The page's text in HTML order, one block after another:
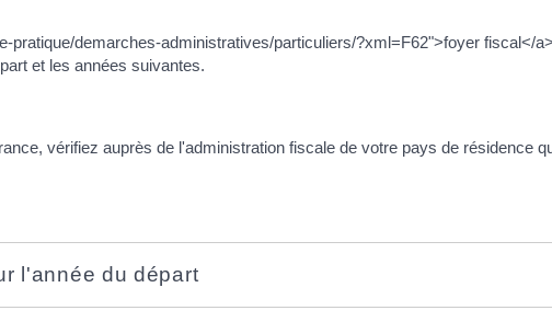
pratique/demarches-administratives/particuliers/?xml=F62">foyer fiscal</
et les années suivantes.
vérifiez auprès de l'administration fiscale de votre pays de résidence
l'année du départ